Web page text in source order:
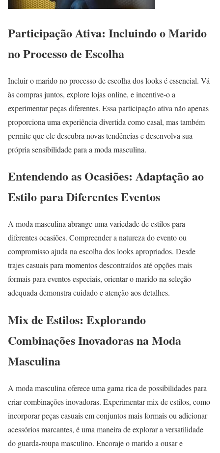
Participação Ativa: Incluindo o Marido
no Processo de Escolha
Incluir o marido no processo de escolha dos looks é essencial. Vá
às compras juntos, explore lojas online, e incentive-o a
experimentar peças diferentes. Essa participação ativa não apenas
proporciona uma experiência divertida como casal, mas também
permite que ele descubra novas tendências e desenvolva sua
própria sensibilidade para a moda masculina.
Entendendo as Ocasiões: Adaptação ao
Estilo para Diferentes Eventos
A moda masculina abrange uma variedade de estilos para
diferentes ocasiões. Compreender a natureza do evento ou
compromisso ajuda na escolha dos looks apropriados. Desde
trajes casuais para momentos descontraídos até opções mais
formais para eventos especiais, orientar o marido na seleção
adequada demonstra cuidado e atenção aos detalhes.
Mix de Estilos: Explorando
Combinações Inovadoras na Moda
Masculina
A moda masculina oferece uma gama rica de possibilidades para
criar combinações inovadoras. Experimentar mix de estilos, como
incorporar peças casuais em conjuntos mais formais ou adicionar
acessórios marcantes, é uma maneira de explorar a versatilidade
do guarda-roupa masculino. Encoraje o marido a ousar e